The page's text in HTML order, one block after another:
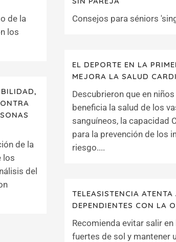
de la
los
Consejos para séniors
EL DEPORTE EN LA
MEJORA LA SALUD
Descubrieron que en
beneficia la salud de los
sanguíneos, la capacidad
para la prevención de los
riesgo....
de la
los
del
TELEASISTENCIA ATENTA
DEPENDIENTES CON LA
Recomienda evitar salir
fuertes de sol y mantener